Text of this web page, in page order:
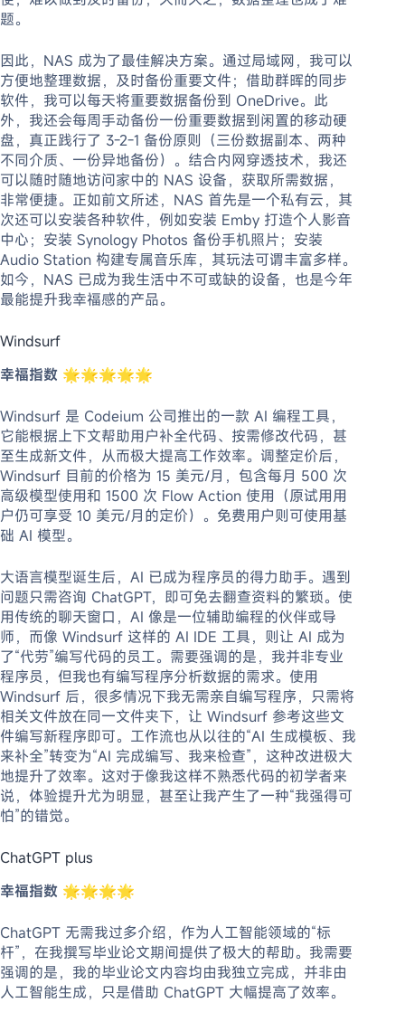
题。
因此，NAS 成为了最佳解决方案。通过局域网，我可以
方便地整理数据，及时备份重要文件；借助群晖的同步
软件，我可以每天将重要数据备份到 OneDrive。此
外，我还会每周手动备份一份重要数据到闲置的移动硬
盘，真正践行了 3-2-1 备份原则（三份数据副本、两种
不同介质、一份异地备份）。结合内网穿透技术，我还
可以随时随地访问家中的 NAS 设备，获取所需数据，
非常便捷。正如前文所述，NAS 首先是一个私有云，其
次还可以安装各种软件，例如安装 Emby 打造个人影音
中心；安装 Synology Photos 备份手机照片；安装
Audio Station 构建专属音乐库，其玩法可谓丰富多样。
如今，NAS 已成为我生活中不可或缺的设备，也是今年
最能提升我幸福感的产品。
Windsurf
幸福指数 🌟🌟🌟🌟🌟
Windsurf 是 Codeium 公司推出的一款 AI 编程工具，
它能根据上下文帮助用户补全代码、按需修改代码，甚
至生成新文件，从而极大提高工作效率。调整定价后，
Windsurf 目前的价格为 15 美元/月，包含每月 500 次
高级模型使用和 1500 次 Flow Action 使用（原试用用
户仍可享受 10 美元/月的定价）。免费用户则可使用基
础 AI 模型。
大语言模型诞生后，AI 已成为程序员的得力助手。遇到
问题只需咨询 ChatGPT，即可免去翻查资料的繁琐。使
用传统的聊天窗口，AI 像是一位辅助编程的伙伴或导
师，而像 Windsurf 这样的 AI IDE 工具，则让 AI 成为
了“代劳”编写代码的员工。需要强调的是，我并非专业
程序员，但我也有编写程序分析数据的需求。使用
Windsurf 后，很多情况下我无需亲自编写程序，只需将
相关文件放在同一文件夹下，让 Windsurf 参考这些文
件编写新程序即可。工作流也从以往的“AI 生成模板、我
来补全”转变为“AI 完成编写、我来检查”，这种改进极大
地提升了效率。这对于像我这样不熟悉代码的初学者来
说，体验提升尤为明显，甚至让我产生了一种“我强得可
怕”的错觉。
ChatGPT plus
幸福指数 🌟🌟🌟🌟
ChatGPT 无需我过多介绍，作为人工智能领域的“标
杆”，在我撰写毕业论文期间提供了极大的帮助。我需要
强调的是，我的毕业论文内容均由我独立完成，并非由
人工智能生成，只是借助 ChatGPT 大幅提高了效率。